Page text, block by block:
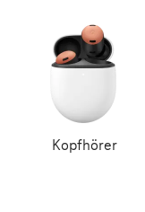
Kopfhörer